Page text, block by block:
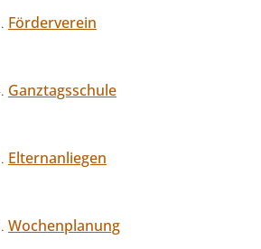
Förderverein
Ganztagsschule
Elternanliegen
Wochenplanung